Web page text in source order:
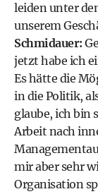
leiden unter
unserem
Schmidauer:
jetzt habe ich
Es hätte die
in die Politik,
glaube, ich bin
Arbeit nach
mir aber sehr
Organisation